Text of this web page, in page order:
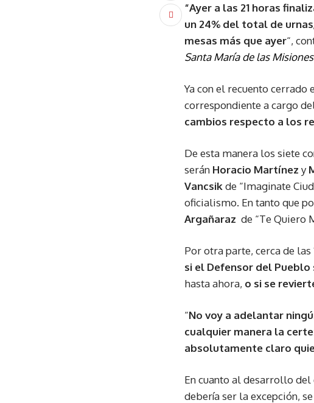
“Ayer a las 21 horas
un 24% del total de
mesas más que ayer“,
Santa María de las Misiones
Ya con el recuento
correspondiente a cargo
cambios respecto a los
De esta manera los siete
serán Horacio Martínez y
Vancsikde “Imaginate
oficialismo. En tanto que
Argañaraz de “Te Quiero
Por otra parte, cerca de
si el Defensor del
hasta ahora, o si se
“No voy a adelantar
cualquier manera la
absolutamente claro
En cuanto al desarrollo
debería ser la excepción,